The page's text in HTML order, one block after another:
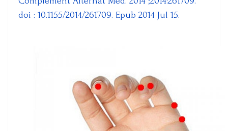
doi : 10.1155/2014/261709. Epub 2014 Jul 15.